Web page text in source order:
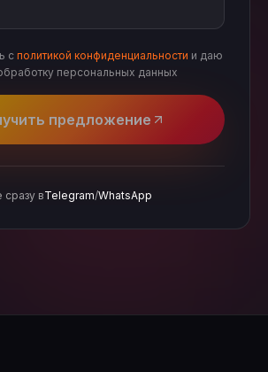
сполитикой конфиденциальности и даю
персональных данных
предложение
сразу вTelegram/WhatsApp